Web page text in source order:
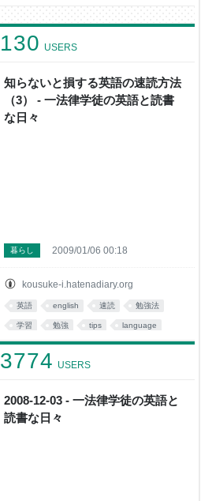
す。「ご利用は責任を持って」というこ
とです。「義務」でもないです。 日本国
憲法は、文章的には悪文なので、変な文
たってみることをオススメします。 The
Constitution of Japan Article 12. The
freedoms
知らないと損する英語の速読方法
（3） - 一法律学徒の英語と読書
な日々
130 USERS
kousuke-i.hatenadiary.org
暮らし 2009/01/06 00:18
英語 english 速読 勉強法
学習 勉強 tips language
英語学習 study
2008-12-03 - 一法律学徒の英語と
読書な日々
3774 USERS